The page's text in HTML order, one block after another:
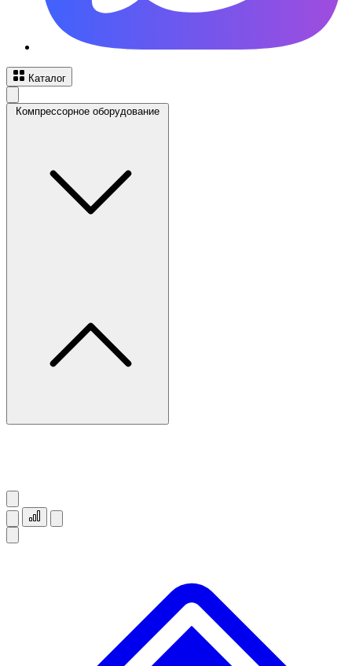
Каталог
Компрессорное оборудование